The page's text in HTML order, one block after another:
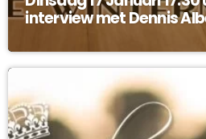
interview met Dennis